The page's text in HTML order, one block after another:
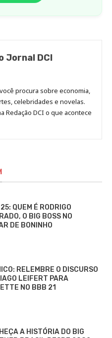
Jornal DCI
procura sobre economia,
celebridades e novelas.
Redação DCI o que acontece
QUEM É RODRIGO
O BIG BOSS NO
DE BONINHO
RELEMBRE O DISCURSO
LEIFERT PARA
NO BBB 21
A HISTÓRIA DO BIG